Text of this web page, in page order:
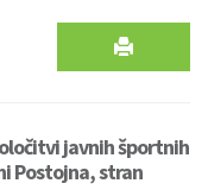
javnih športnih
Postojna, stran